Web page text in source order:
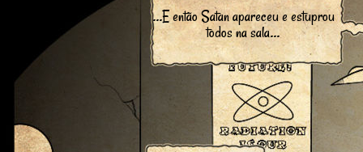
...E então Satan apareceu e estuprou
todos na sala...